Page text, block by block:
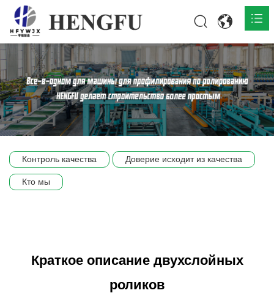
Главная
О нас 
Продукты 
Сцена компании
Контроль качества Доверие исходит из качества
Кто мы
Краткое описание двухслойных
роликов